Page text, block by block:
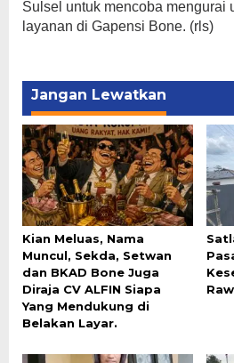
Sulsel untuk mencoba mengurai
layanan di Gapensi Bone. (rls)
Jangan Lewatkan
Kian Meluas, Nama
Muncul, Sekda, Setwan
dan BKAD Bone Juga
Diraja CV ALFIN Siapa
Yang Mendukung di
Belakan Layar.